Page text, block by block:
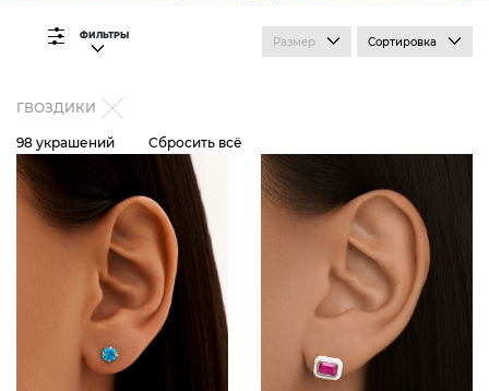
ФИЛЬТРЫ Размер Сортировка
ГВОЗДИКИ
98 украшений Сбросить всё